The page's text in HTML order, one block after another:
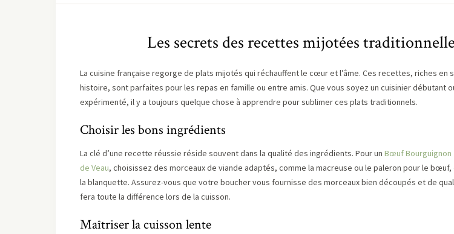
Les secrets des recettes mijotées
La cuisine française regorge de plats mijotés qui réchauffent le cœur et l’âme. Ces recettes, riches en
histoire, sont parfaites pour les repas en famille ou entre amis. Que vous soyez un cuisinier débutant
expérimenté, il y a toujours quelque chose à apprendre pour sublimer ces plats traditionnels.
Choisir les bons ingrédients
La clé d’une recette réussie réside souvent dans la qualité des ingrédients. Pour un Bœuf Bourguignon
de Veau, choisissez des morceaux de viande adaptés, comme la macreuse ou le paleron pour le bœuf,
la blanquette. Assurez-vous que votre boucher vous fournisse des morceaux bien découpés et de
fera toute la différence lors de la cuisson.
Maîtriser la cuisson lente